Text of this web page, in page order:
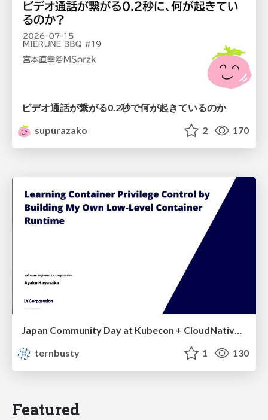
ビデオ通話が繋がる0.2秒で何が起きているのか
supurazako
2 170
Japan Community Day at Kubecon + CloudNativeCon Japan 2026: Learning Container Privilege Control by Building My Own Low-Level Container Runtime
ternbusty
1 130
Featured